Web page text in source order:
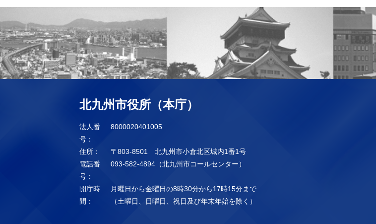
北九州市役所（本庁）
法人番
号：
8000020401005
住所：
〒803-8501 北九州市小倉北区城内1番1号
電話番
号：
093-582-4894（北九州市コールセンター）
開庁時
間：
月曜日から金曜日の8時30分から17時15分まで
（土曜日、日曜日、祝日及び年末年始を除く）